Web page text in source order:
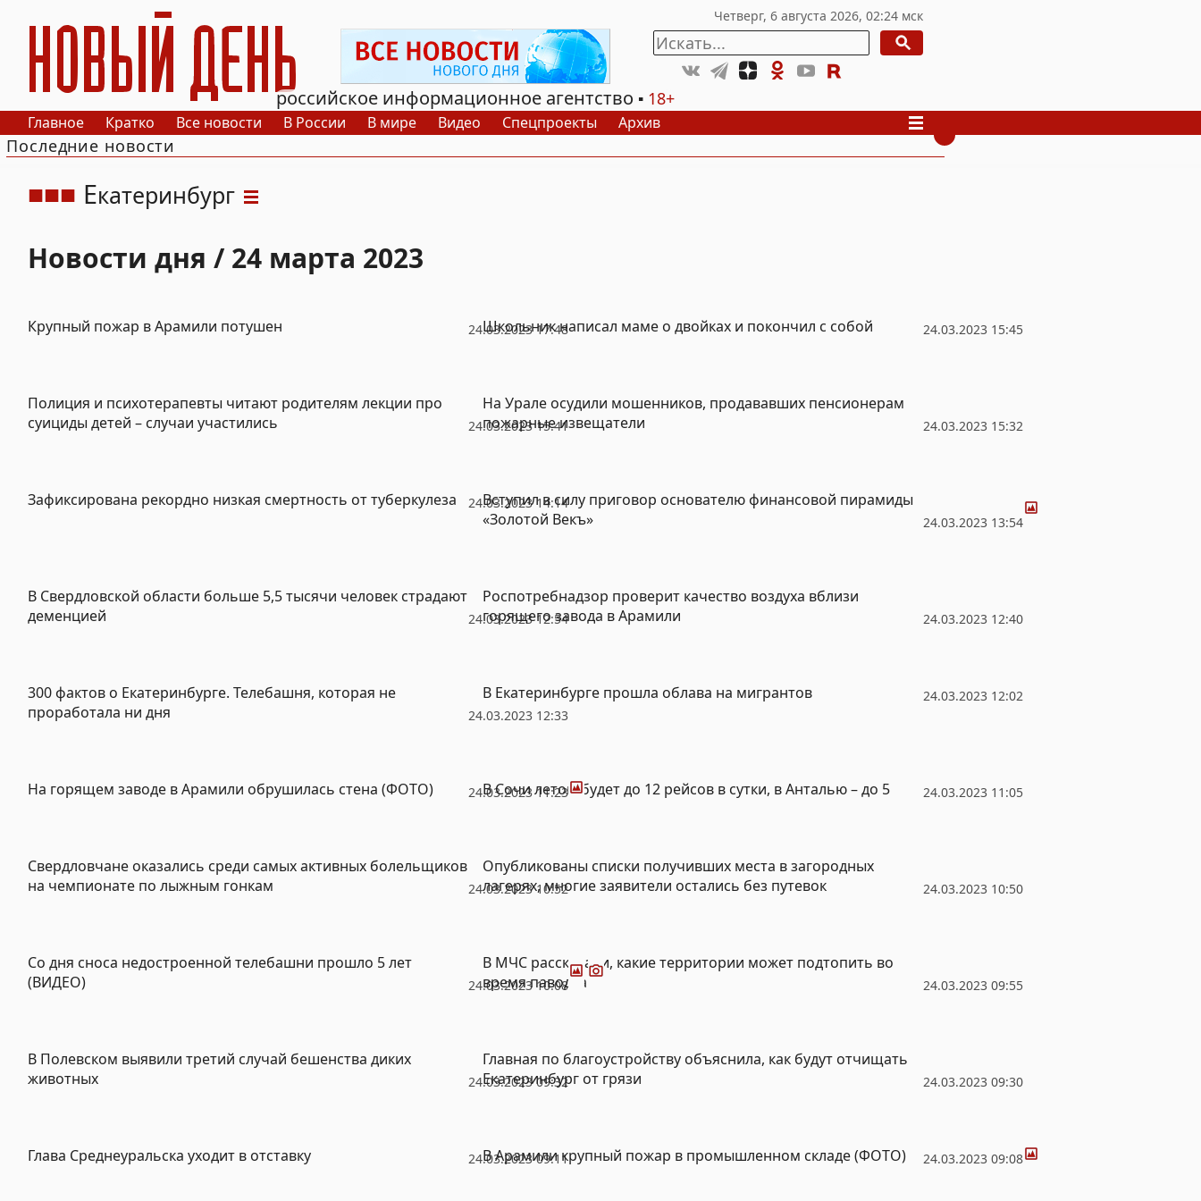
РИА Новый День
российское информационное агентство
18+
Главное Кратко Все новости В России В мире Видео Спецпроекты Архив
Последние новости
Екатеринбург
Новости дня / 24 марта 2023
24.03.2023 17:48
Крупный пожар в Арамили потушен 24.03.2023 15:45
Школьник написал маме о двойках и покончил с собой
24.03.2023 15:41
Полиция и психотерапевты читают родителям лекции про
суициды детей – случаи участились
24.03.2023 15:32
На Урале осудили мошенников, продававших пенсионерам
пожарные извещатели
24.03.2023 14:14
Зафиксирована рекордно низкая смертность от туберкулеза
24.03.2023 13:54
Вступил в силу приговор основателю финансовой пирамиды
«Золотой Векъ»
24.03.2023 12:54
В Свердловской области больше 5,5 тысячи человек страдают
деменцией
24.03.2023 12:40
Роспотребнадзор проверит качество воздуха вблизи
горящего завода в Арамили
24.03.2023 12:33
300 фактов о Екатеринбурге. Телебашня, которая не
проработала ни дня
24.03.2023 12:02
В Екатеринбурге прошла облава на мигрантов
24.03.2023 11:23
На горящем заводе в Арамили обрушилась стена (ФОТО) Фото 24.03.2023 11:05
В Сочи летом будет до 12 рейсов в сутки, в Анталью – до 5
24.03.2023 10:52
Свердловчане оказались среди самых активных болельщиков
на чемпионате по лыжным гонкам
24.03.2023 10:50
Опубликованы списки получивших места в загородных
лагерях, многие заявители остались без путевок
24.03.2023 10:08
Со дня сноса недостроенной телебашни прошло 5 лет
(ВИДЕО)
ФотоВидео
24.03.2023 09:55
В МЧС рассказали, какие территории может подтопить во
время паводка
24.03.2023 09:32
В Полевском выявили третий случай бешенства диких
животных
24.03.2023 09:30
Главная по благоустройству объяснила, как будут отчищать
Екатеринбург от грязи
24.03.2023 09:11
Глава Среднеуральска уходит в отставку 24.03.2023 09:08
В Арамили крупный пожар в промышленном складе (ФОТО) Фото